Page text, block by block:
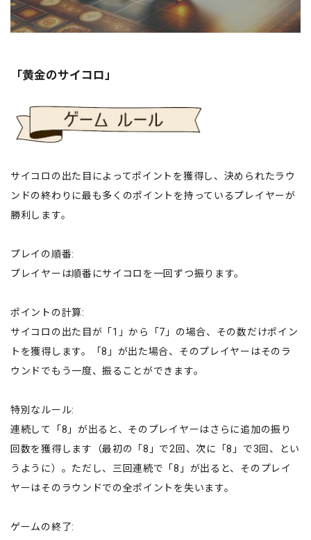
「黄金のサイコロ」
サイコロの出た目によってポイントを獲得し、決められたラウ
ンドの終わりに最も多くのポイントを持っているプレイヤーが
勝利します。
プレイの順番:
プレイヤーは順番にサイコロを一回ずつ振ります。
ポイントの計算:
サイコロの出た目が「1」から「7」の場合、その数だけポイン
トを獲得します。「8」が出た場合、そのプレイヤーはそのラ
ウンドでもう一度、振ることができます。
特別なルール:
連続して「8」が出ると、そのプレイヤーはさらに追加の振り
回数を獲得します（最初の「8」で2回、次に「8」で3回、とい
うように）。ただし、三回連続で「8」が出ると、そのプレイ
ヤーはそのラウンドでの全ポイントを失います。
ゲームの終了: